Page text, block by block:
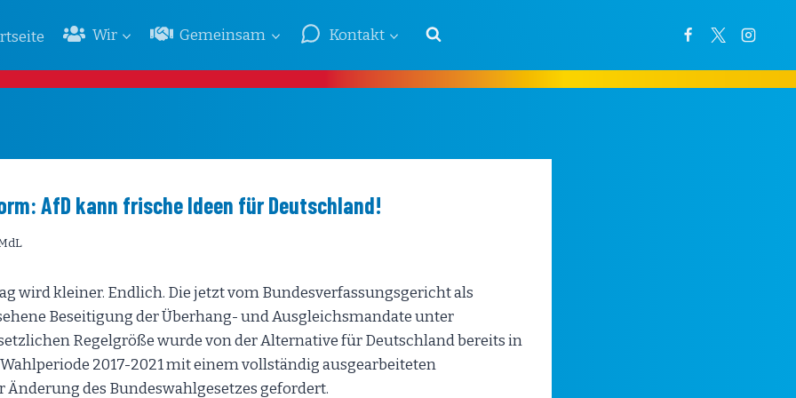
Wir Gemeinsam Kontakt
AfD kann frische Ideen für Deutschland!
wird kleiner. Endlich. Die jetzt vom Bundesverfassungsgericht als
Beseitigung der Überhang- und Ausgleichsmandate unter
Regelgröße wurde von der Alternative für Deutschland bereits in
2017-2021 mit einem vollständig ausgearbeiteten
Änderung des Bundeswahlgesetzes gefordert.